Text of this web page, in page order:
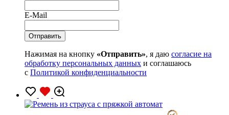
E-Mail
Нажимая на кнопку «Отправить», я даю согласие на
обработку персональных данных и соглашаюсь
с Политикой конфиденциальности